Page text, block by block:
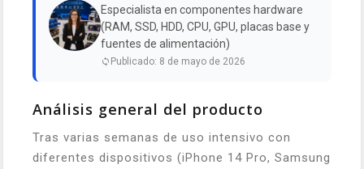
Especialista en componentes hardware
(RAM, SSD, HDD, CPU, GPU, placas base y
fuentes de alimentación)
Publicado: 8 de mayo de 2026
Análisis general del producto
Tras varias semanas de uso intensivo con
diferentes dispositivos (iPhone 14 Pro, Samsung